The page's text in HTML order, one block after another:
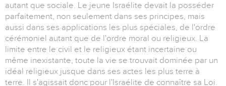
autant que sociale. Le jeune Israélite devait la posséder
parfaitement, non seulement dans ses principes, mais
aussi dans ses applications les plus spéciales, de l'ordre
cérémoniel autant que de l'ordre moral ou religieux. La
limite entre le civil et le religieux étant incertaine ou
même inexistante, toute la vie se trouvait dominée par un
idéal religieux jusque dans ses actes les plus terre à
terre. Il s'agissait donc pour l'Israélite de connaître sa Loi.